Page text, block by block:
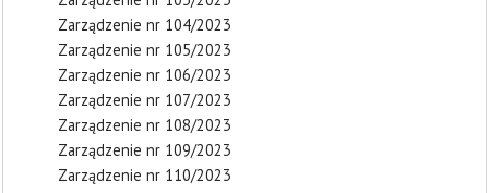
Zarządzenie nr 104/2023
Zarządzenie nr 105/2023
Zarządzenie nr 106/2023
Zarządzenie nr 107/2023
Zarządzenie nr 108/2023
Zarządzenie nr 109/2023
Zarządzenie nr 110/2023